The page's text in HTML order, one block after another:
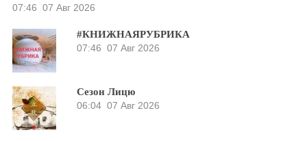
07:46 07 Авг 2026
#КНИЖНАЯРУБРИКА
07:46 07 Авг 2026
Сезон Лицю
06:04 07 Авг 2026